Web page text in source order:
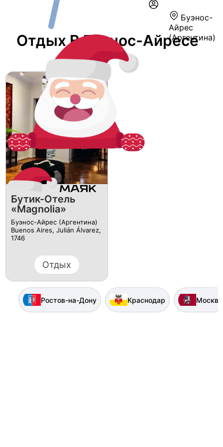
Буэнос-
Айрес
(Аргентина)
Отдых В Буэнос-Айресе
Бутик-Отель
«Magnolia»
Буэнос-Айрес (Аргентина)
Buenos Aires, Julián Álvarez,
1746
Отдых
Ростов-на-Дону Краснодар Москва